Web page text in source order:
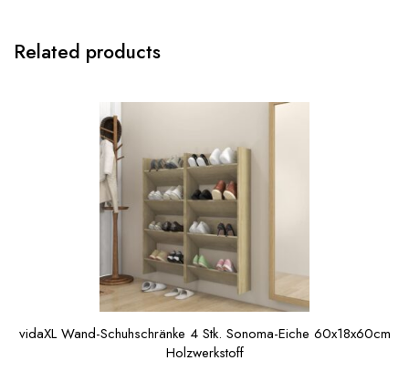
Related products
vidaXL Wand-Schuhschränke 4 Stk. Sonoma-Eiche 60x18x60cm
Holzwerkstoff